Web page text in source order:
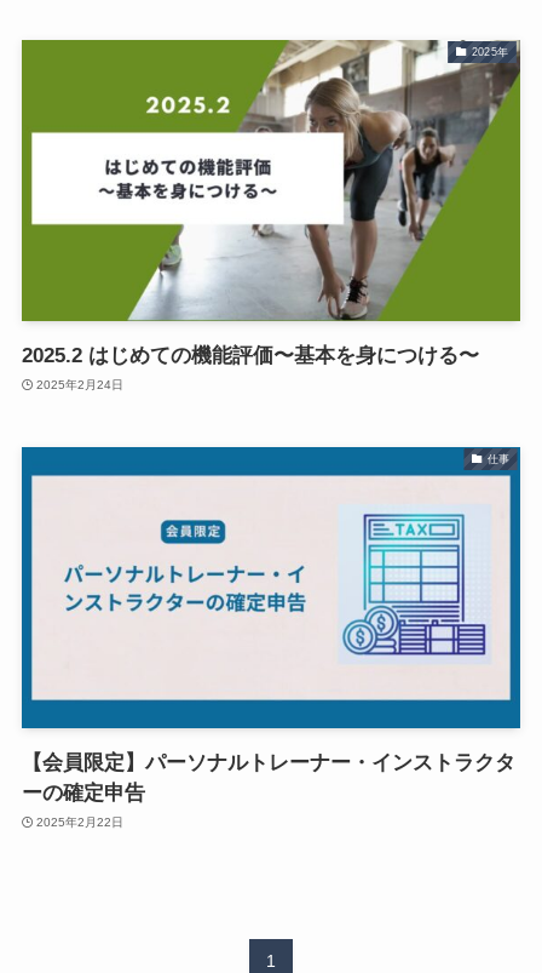
2025年
2025.2 はじめての機能評価〜基本を身につける〜
2025年2月24日
仕事
【会員限定】パーソナルトレーナー・インストラクタ
ーの確定申告
2025年2月22日
1